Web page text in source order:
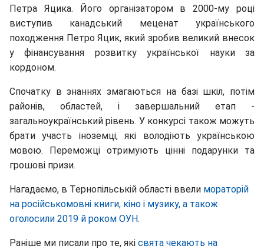
Петра Яцика. Його організатором в 2000-му році
виступив канадський меценат українського
походження Петро Яцик, який зробив великий внесок
у фінансування розвитку української науки за
кордоном.
Спочатку в знаннях змагаються на базі шкіл, потім
районів, областей, і завершальний етап -
загальноукраїнський рівень. У конкурсі також можуть
брати участь іноземці, які володіють українською
мовою. Переможці отримують цінні подарунки та
грошові призи.
Нагадаємо, в Тернопільській області ввели мораторій
на російськомовні книги, кіно і музику, а також
оголосили 2019 й роком ОУН.
Раніше ми писали про те, які свята чекають на